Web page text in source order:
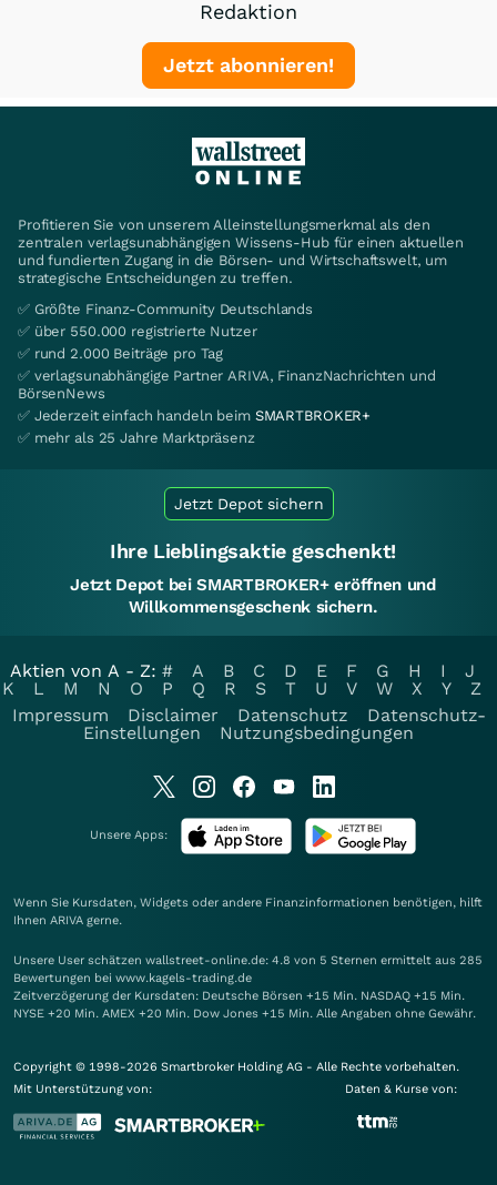
Redaktion
Jetzt abonnieren!
Profitieren Sie von unserem Alleinstellungsmerkmal als den
zentralen verlagsunabhängigen Wissens-Hub für einen aktuellen
und fundierten Zugang in die Börsen- und Wirtschaftswelt, um
strategische Entscheidungen zu treffen.
✅ Größte Finanz-Community Deutschlands
✅ über 550.000 registrierte Nutzer
✅ rund 2.000 Beiträge pro Tag
✅ verlagsunabhängige Partner ARIVA, FinanzNachrichten und
BörsenNews
✅ Jederzeit einfach handeln beim SMARTBROKER+
✅ mehr als 25 Jahre Marktpräsenz
Jetzt Depot sichern
Ihre Lieblingsaktie geschenkt!
Jetzt Depot bei SMARTBROKER+ eröffnen und
Willkommensgeschenk sichern.
Aktien von A - Z: # A B C D E F G H I
J
K
L M N O P Q R S T U V W X Y
Z
Impressum
Disclaimer Datenschutz
Datenschutz-
Einstellungen
Nutzungsbedingungen
Unsere Apps:
Wenn Sie Kursdaten, Widgets oder andere Finanzinformationen benötigen, hilft
Ihnen ARIVA gerne.
Unsere User schätzen wallstreet-online.de: 4.8 von 5 Sternen ermittelt aus 285
Bewertungen bei www.kagels-trading.de
Zeitverzögerung der Kursdaten: Deutsche Börsen +15 Min. NASDAQ +15 Min.
NYSE +20 Min. AMEX +20 Min. Dow Jones +15 Min. Alle Angaben ohne Gewähr.
Copyright © 1998-2026 Smartbroker Holding AG - Alle Rechte vorbehalten.
Mit Unterstützung von:
Daten & Kurse von: